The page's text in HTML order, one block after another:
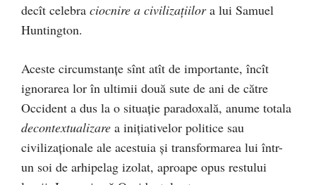
decît celebra ciocnire a civilizaţiilora lui Samuel
Huntington.
Aceste circumstanţe sînt atît de importante, încît
ignorarea lor în ultimii două sute de ani de către
Occident a dus la o situaţie paradoxală, anume totala
decontextualizare a iniţiativelor politice sau
civilizaţionale ale acestuia şi transformarea lui într-
un soi de arhipelag izolat, aproape opus restului